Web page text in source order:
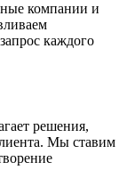
компании и
каждого
решения,
Мы ставим